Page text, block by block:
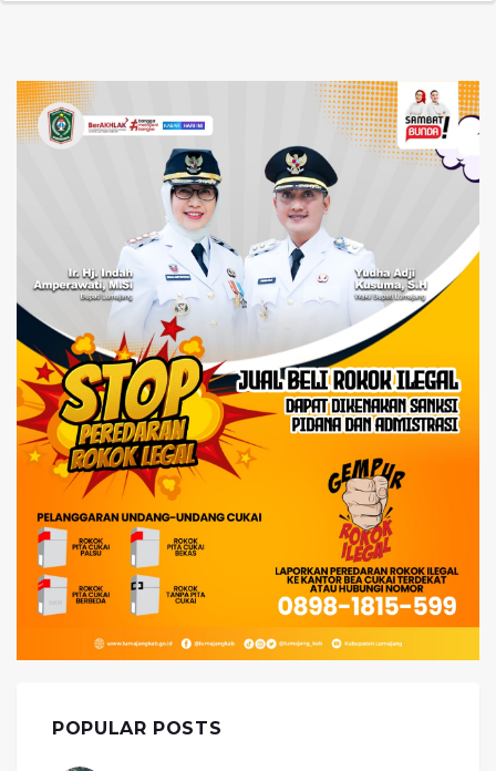
POPULAR POSTS